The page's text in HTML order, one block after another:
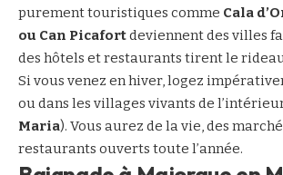
purement touristiques comme Cala
ou Can Picafortdeviennent des villes
des hôtels et restaurants tirent le
Si vous venez en hiver, logez
ou dans les villages vivants de
Maria). Vous aurez de la vie, des
restaurants ouverts toute l’année.